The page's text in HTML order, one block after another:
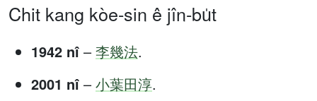
Chit kang kòe-sin ê jîn-bu̍t
1942 nî – 李幾法.
2001 nî – 小葉田淳.